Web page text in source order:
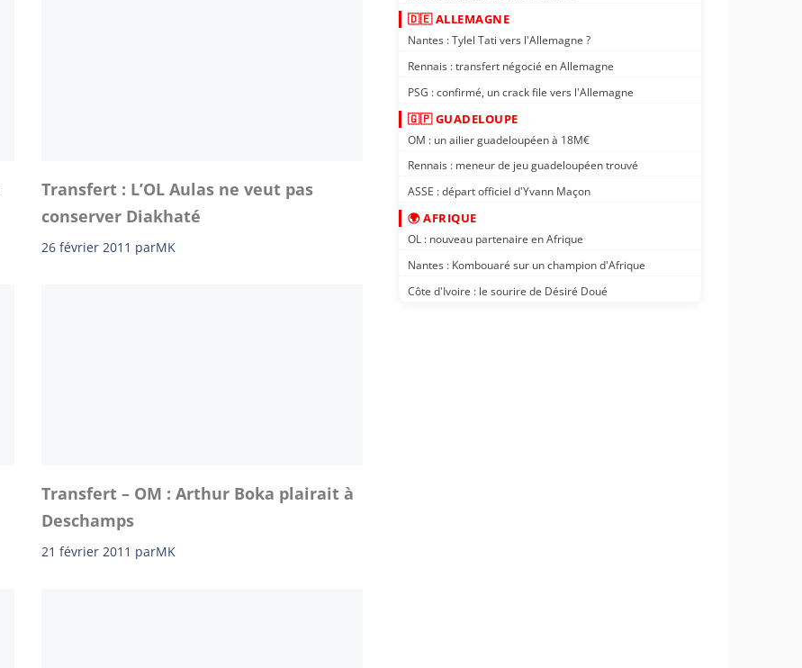
Transfert : L’OL Aulas ne veut pas
conserver Diakhaté
26 février 2011 parMK
Transfert – OM : Arthur Boka plairait à
Deschamps
21 février 2011 parMK
🇩🇪 ALLEMAGNE
Nantes : Tylel Tati vers l'Allemagne ?
Rennais : transfert négocié en Allemagne
PSG : confirmé, un crack file vers l'Allemagne
🇬🇵 GUADELOUPE
OM : un ailier guadeloupéen à 18M€
Rennais : meneur de jeu guadeloupéen trouvé
ASSE : départ officiel d'Yvann Maçon
🌍 AFRIQUE
OL : nouveau partenaire en Afrique
Nantes : Kombouaré sur un champion d'Afrique
Côte d'Ivoire : le sourire de Désiré Doué